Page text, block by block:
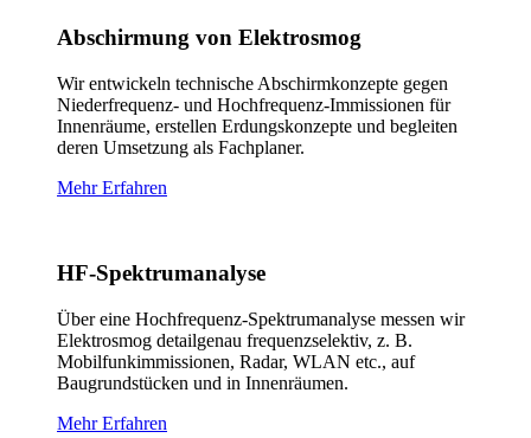
Abschirmung von Elektrosmog
Wir entwickeln technische Abschirmkonzepte gegen
Niederfrequenz- und Hochfrequenz-Immissionen für
Innenräume, erstellen Erdungskonzepte und begleiten
deren Umsetzung als Fachplaner.
Mehr Erfahren
HF-Spektrumanalyse
Über eine Hochfrequenz-Spektrumanalyse messen wir
Elektrosmog detailgenau frequenzselektiv, z. B.
Mobilfunkimmissionen, Radar, WLAN etc., auf
Baugrundstücken und in Innenräumen.
Mehr Erfahren